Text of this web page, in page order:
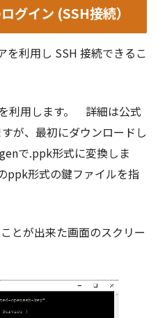
グイン (SSH接続）
を利用し SSH 接続できるこ
利用します。 詳細は公式
が、最初にダウンロードし
で.ppk形式に変換しま
形式の鍵ファイルを指
とが出来た画面のスクリー